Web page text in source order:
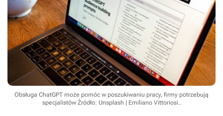
Obsługa ChatGPT może pomóc w poszukiwaniu pracy, firmy potrzebują
specjalistów Źródło: Unsplash | Emiliano Vittoriosi..